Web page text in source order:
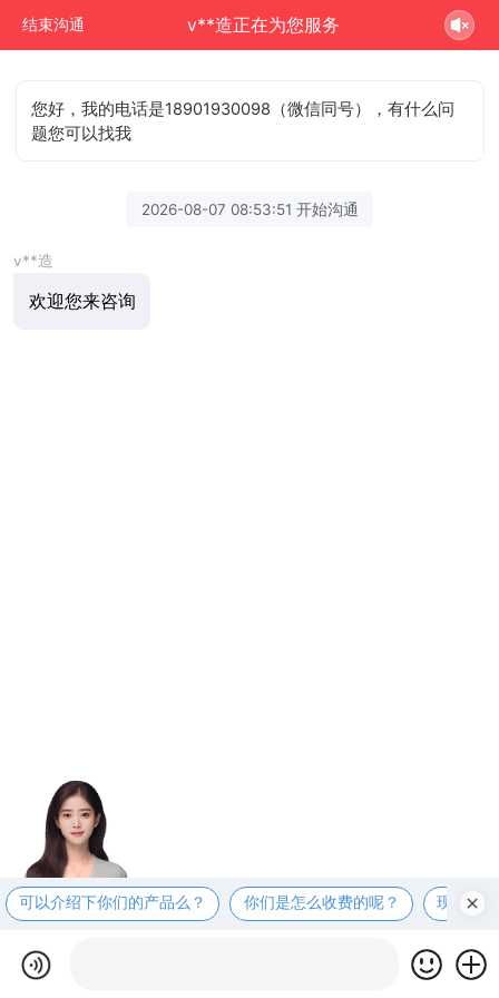
结束沟通 v**造正在为您服务
您好，我的电话是18901930098（微信同号），有什么问
题您可以找我
2026-08-07 08:53:51 开始沟通
v**造
欢迎您来咨询
可以介绍下你们的产品么？ 你们是怎么收费的呢？ 现在有